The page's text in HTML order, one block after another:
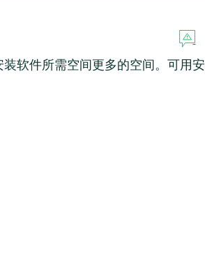
软件所需空间更多的空间。可用安